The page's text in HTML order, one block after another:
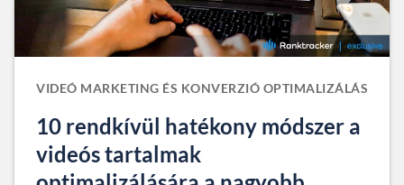
VIDEÓ MARKETING ÉS KONVERZIÓ OPTIMALIZÁLÁS
10 rendkívül hatékony módszer a
videós tartalmak